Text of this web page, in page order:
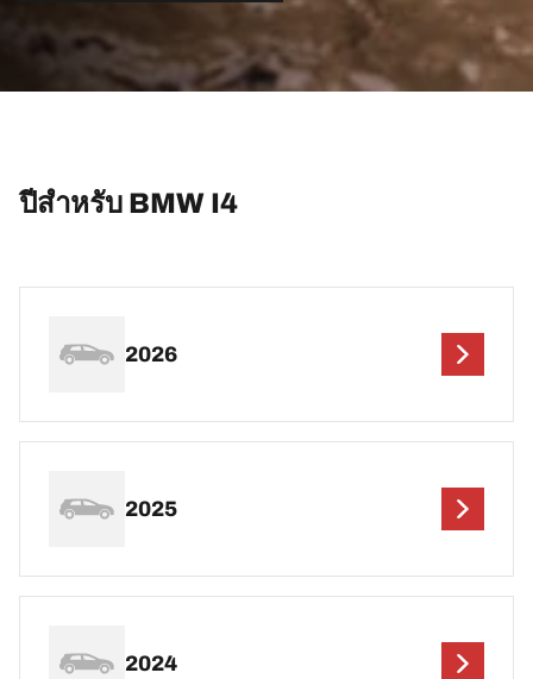
ปีสำหรับ BMW I4
2026
2025
2024